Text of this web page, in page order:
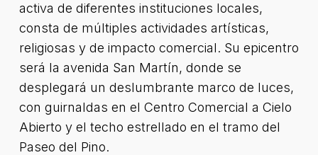
activa de diferentes instituciones locales,
consta de múltiples actividades artísticas,
religiosas y de impacto comercial. Su epicentro
será la avenida San Martín, donde se
desplegará un deslumbrante marco de luces,
con guirnaldas en el Centro Comercial a Cielo
Abierto y el techo estrellado en el tramo del
Paseo del Pino.